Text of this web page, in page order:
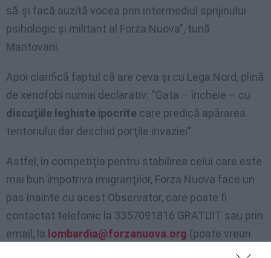
să-şi facă auzită vocea prin intermediul sprijinului
psihologic şi militant al Forza Nuova”, tună
Mantovani.
Apoi clarifică faptul că are ceva şi cu Lega Nord, plină
de xenofobi numai declarativ: “Gata – încheie – cu
discuţiile leghiste ipocrite care predică apărarea
teritoriului dar deschid porţile invaziei”.
Astfel, în competiţia pentru stabilirea celui care este
mai bun împotriva imigranţilor, Forza Nuova face un
pas înainte cu acest Observator, care poate fi
contactat telefonic la 3357091816 GRATUIT sau prin
email, la lombardia@forzanuova.org (poate vreun